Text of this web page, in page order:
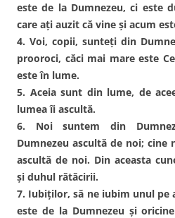
este de la Dumnezeu, ci este
care aţi auzit că vine şi acum
4. Voi, copii, sunteţi din
prooroci, căci mai mare este
este în lume.
5. Aceia sunt din lume, de
lumea îi ascultă.
6. Noi suntem din
Dumnezeu ascultă de noi; cine
ascultă de noi. Din aceasta
şi duhul rătăcirii.
7. Iubiţilor, să ne iubim unul pe
este de la Dumnezeu şi